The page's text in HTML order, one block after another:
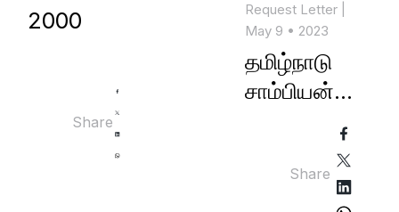
₹2000
Share
Request Letter
May 9 • 2023
தமிழ்நாடு
சாம்பியன்ஸ்
அறக்கட்டளை
Share